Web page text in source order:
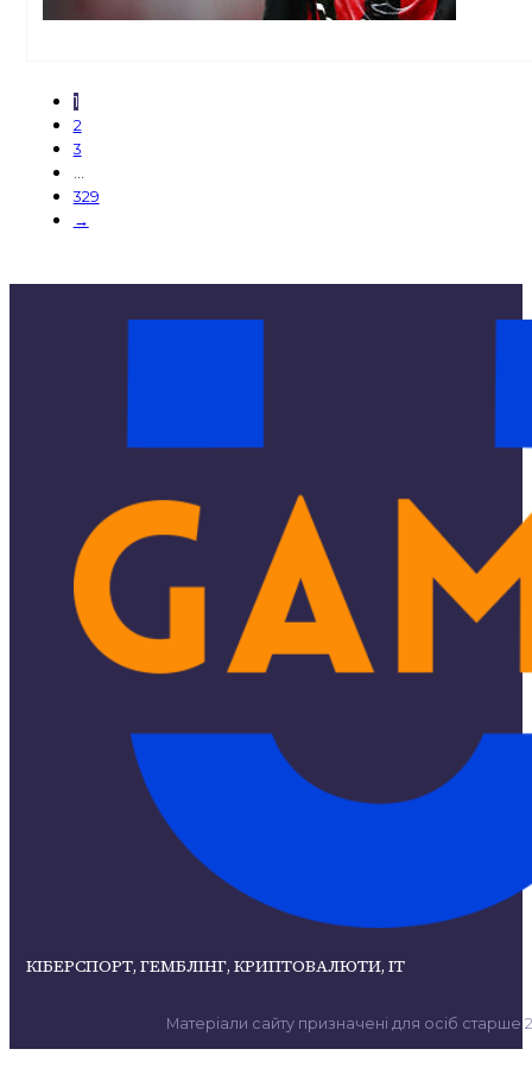
1
2
3
…
329
→
КІБЕРСПОРТ, ГЕМБЛІНГ, КРИПТОВАЛЮТИ, ІТ
Матеріали сайту призначені для осіб старше